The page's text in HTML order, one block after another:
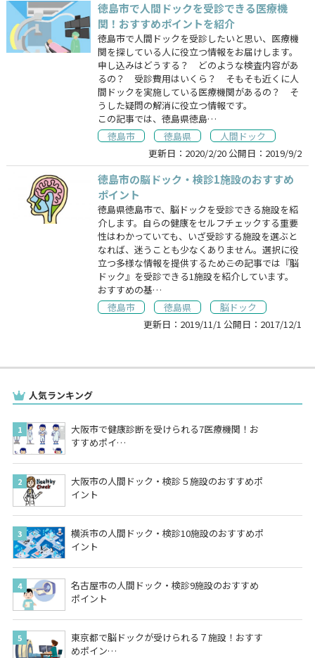
徳島市で人間ドックを受診できる医療機
関！おすすめポイントを紹介
徳島市で人間ドックを受診したいと思い、医療機
関を探している人に役立つ情報をお届けします。
申し込みはどうする？ どのような検査内容があ
るの？ 受診費用はいくら？ そもそも近くに人
間ドックを実施している医療機関があるの？ そ
うした疑問の解消に役立つ情報です。
この記事では、徳島県徳島…
徳島市
徳島県
人間ドック
更新日： 2020/2/20 公開日： 2019/9/2
徳島市の脳ドック・検診1施設のおすすめ
ポイント
徳島県徳島市で、脳ドックを受診できる施設を紹
介します。自らの健康をセルフチェックする重要
性はわかっていても、いざ受診する施設を選ぶと
なれば、迷うことも少なくありません。選択に役
立つ多様な情報を提供するため――この記事では『脳
ドック』を受診できる1施設を紹介しています。
おすすめの基…
徳島市
徳島県
脳ドック
更新日： 2019/11/1 公開日： 2017/12/1
人気ランキング
大阪市で健康診断を受けられる7医療機関！お
すすめポイ…
大阪市の人間ドック・検診５施設のおすすめポ
イント
横浜市の人間ドック・検診10施設のおすすめポ
イント
名古屋市の人間ドック・検診9施設のおすすめ
ポイント
東京都で脳ドックが受けられる７施設！おすす
めポイン…